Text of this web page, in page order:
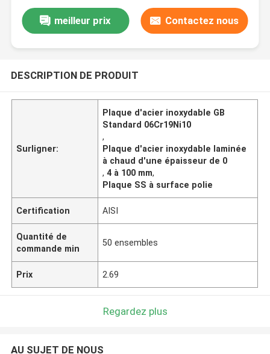
meilleur prix Contactez nous
DESCRIPTION DE PRODUIT
Surligner:
Plaque d'acier inoxydable GB
Standard 06Cr19Ni10
,
Plaque d'acier inoxydable laminée
à chaud d'une épaisseur de 0
,4 à 100 mm,
Plaque SS à surface polie
Certification AISI
Quantité de
commande min
50 ensembles
Prix 2.69
Regardez plus
AU SUJET DE NOUS